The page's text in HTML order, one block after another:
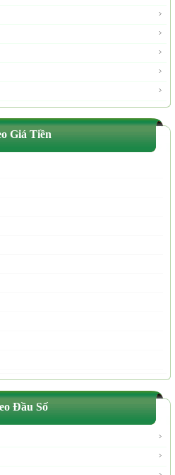
Giá Tiền
Đầu Số